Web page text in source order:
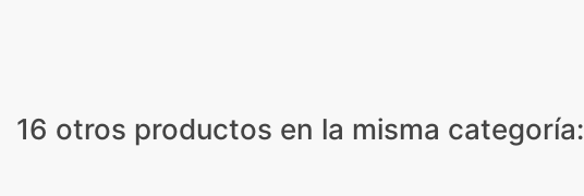
16 otros productos en la misma categoría: